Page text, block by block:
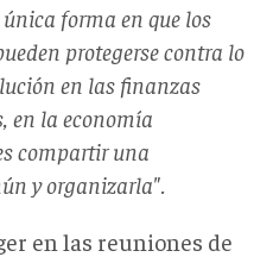
forma en que los
protegerse contra lo
en las finanzas
en la economía
compartir una
y organizarla".
en las reuniones de